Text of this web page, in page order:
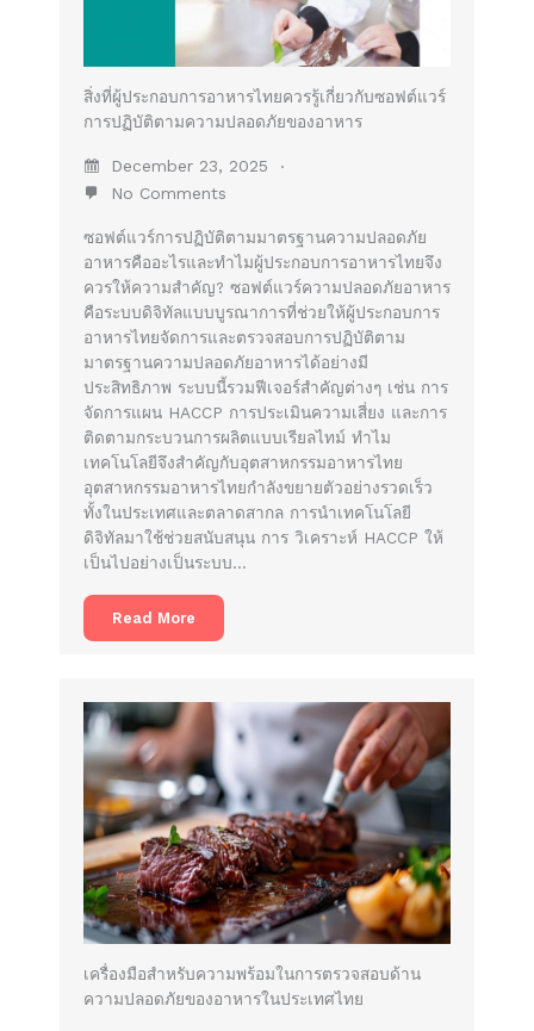
สิ่งที่ผู้ประกอบการอาหารไทยควรรู้เกี่ยวกับซอฟต์แวร์
การปฏิบัติตามความปลอดภัยของอาหาร
December 23, 2025
No Comments
ซอฟต์แวร์การปฏิบัติตามมาตรฐานความปลอดภัย
อาหารคืออะไรและทำไมผู้ประกอบการอาหารไทยจึง
ควรให้ความสำคัญ? ซอฟต์แวร์ความปลอดภัยอาหาร
คือระบบดิจิทัลแบบบูรณาการที่ช่วยให้ผู้ประกอบการ
อาหารไทยจัดการและตรวจสอบการปฏิบัติตาม
มาตรฐานความปลอดภัยอาหารได้อย่างมี
ประสิทธิภาพ ระบบนี้รวมฟีเจอร์สำคัญต่างๆ เช่น การ
จัดการแผน HACCP การประเมินความเสี่ยง และการ
ติดตามกระบวนการผลิตแบบเรียลไทม์ ทำไม
เทคโนโลยีจึงสำคัญกับอุตสาหกรรมอาหารไทย
อุตสาหกรรมอาหารไทยกำลังขยายตัวอย่างรวดเร็ว
ทั้งในประเทศและตลาดสากล การนำเทคโนโลยี
ดิจิทัลมาใช้ช่วยสนับสนุน การ วิเคราะห์ HACCP ให้
เป็นไปอย่างเป็นระบบ…
Read More
เครื่องมือสำหรับความพร้อมในการตรวจสอบด้าน
ความปลอดภัยของอาหารในประเทศไทย